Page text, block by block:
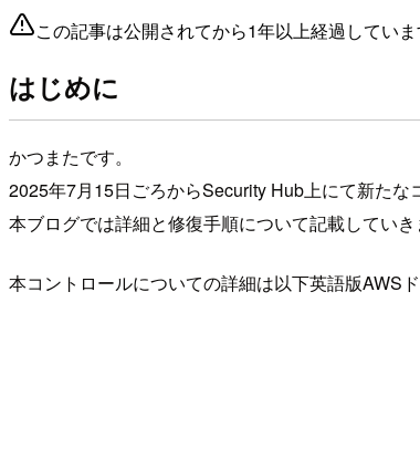
この記事は公開されてから1年以上経過してい
はじめに
かつまたです。
2025年7月15日ごろからSecurity Hub上にて新たな
本ブログでは詳細と修復手順について記載していき
本コントロールについての詳細は以下英語版AWS